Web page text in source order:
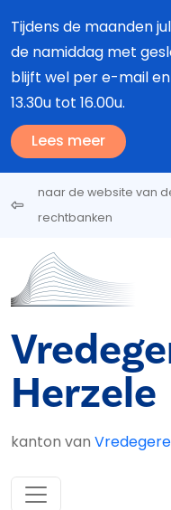
Tijdens de maanden
de namiddag met
blijft wel per e-mail
13.30u tot 16.00u.
Lees meer
naar de website van
rechtbanken
Herzele
kanton van